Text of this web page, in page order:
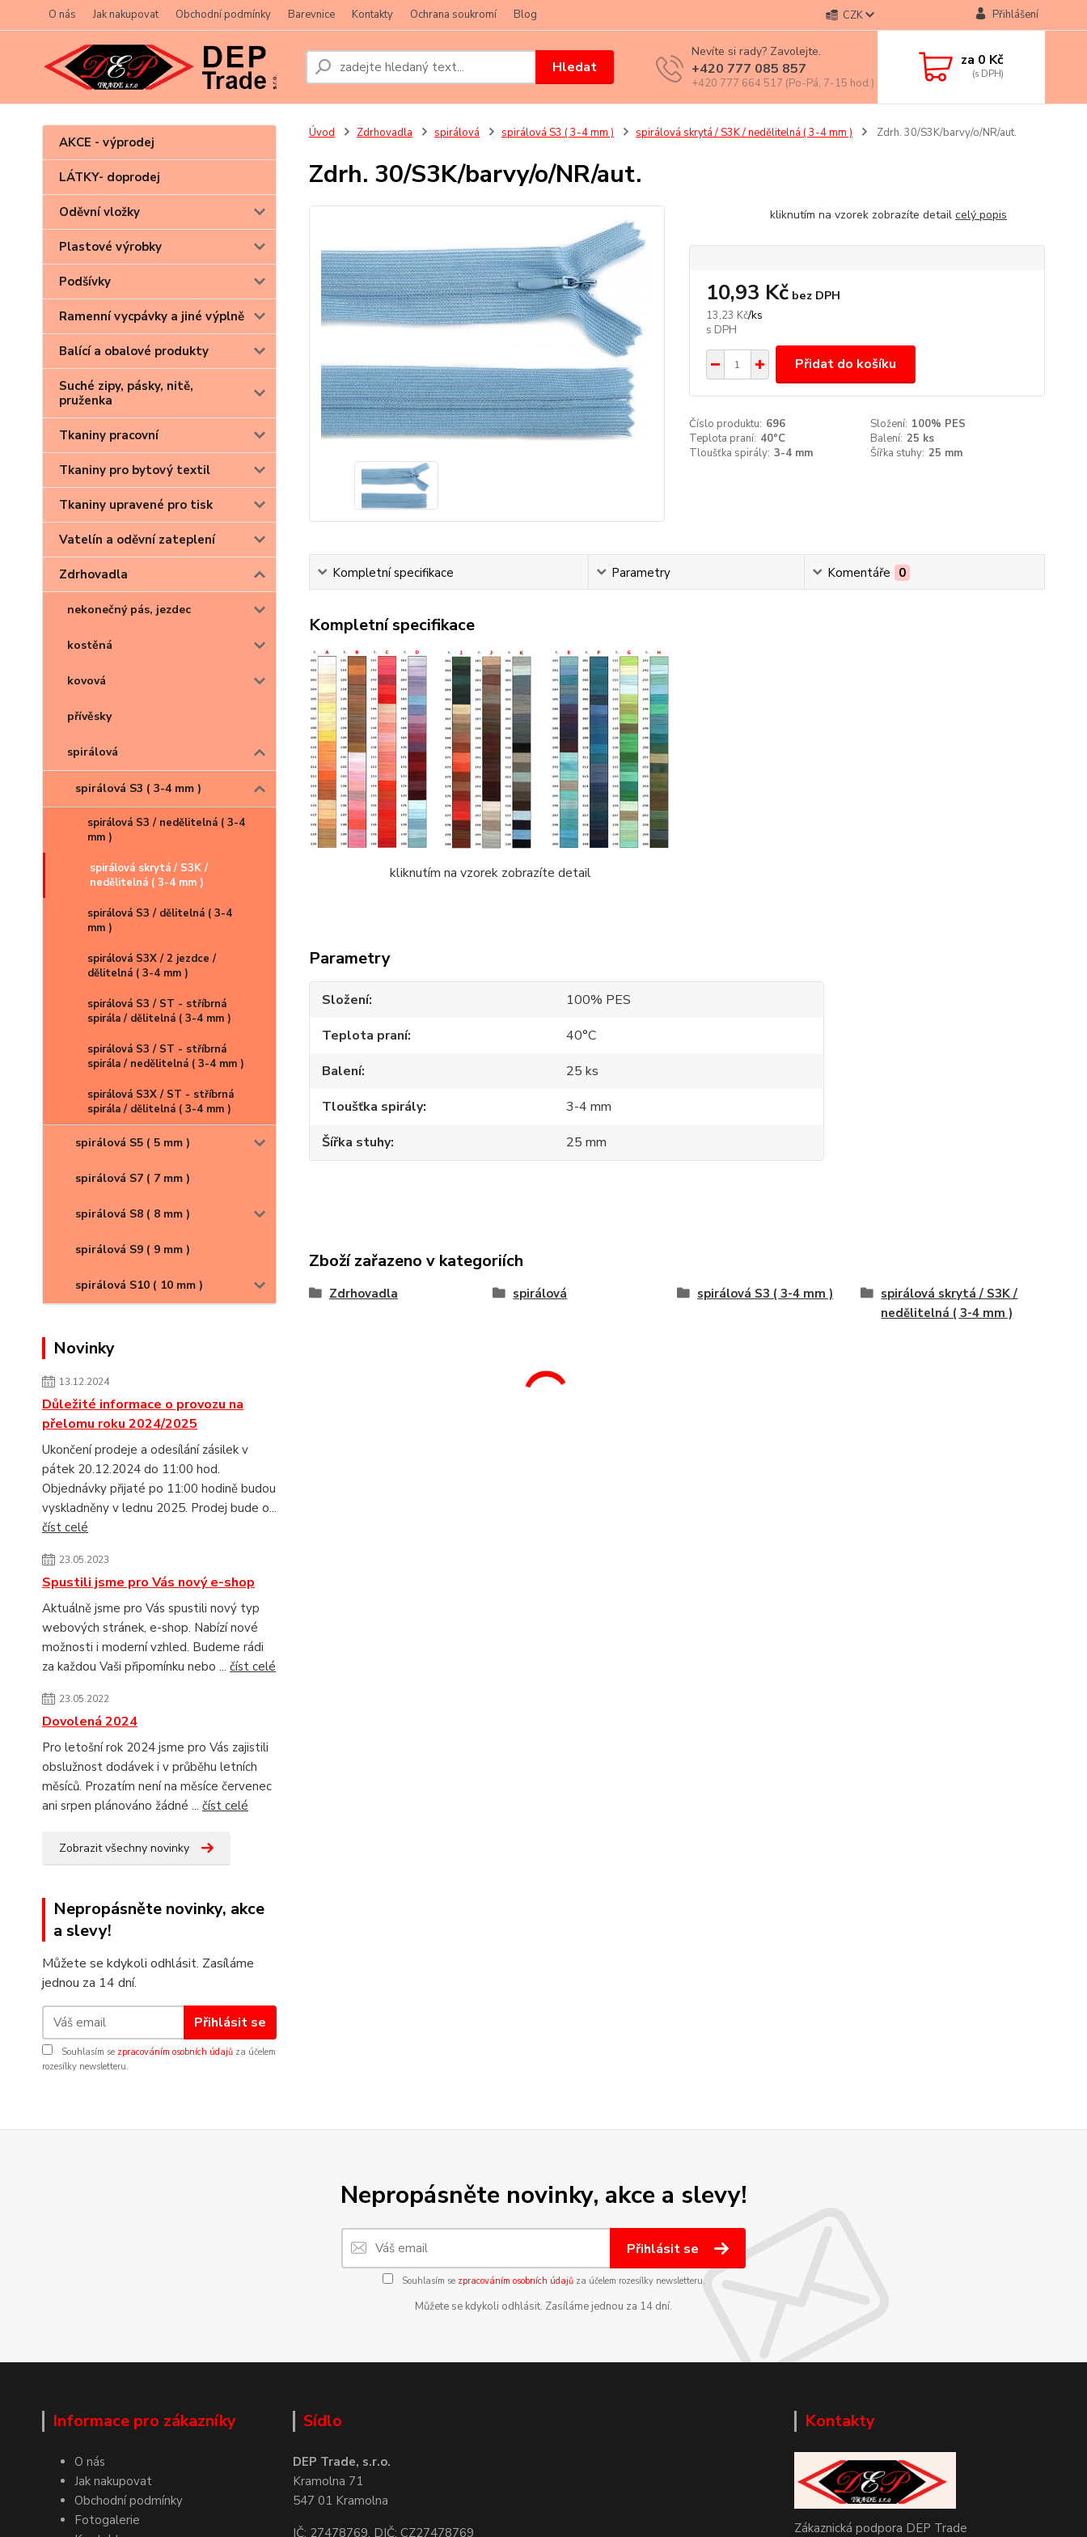
O nás Jak nakupovat Obchodní podmínky Barevnice Kontakty Ochrana soukromí Blog CZK Přihlášení
Hledat
Nevíte si rady? Zavolejte.
+420 777 085 857
+420 777 664 517 (Po-Pá, 7-15 hod.)
za 0 Kč
AKCE - výprodej
LÁTKY- doprodej
Oděvní vložky
Plastové výrobky
Podšívky
Ramenní vycpávky a jiné výplně
Balící a obalové produkty
Suché zipy, pásky, nitě,
pruženka
Tkaniny pracovní
Tkaniny pro bytový textil
Tkaniny upravené pro tisk
Vatelín a oděvní zateplení
Zdrhovadla
nekonečný pás, jezdec
kostěná
kovová
přívěsky
spirálová
spirálová S3 ( 3-4 mm )
spirálová S3 / nedělitelná ( 3-4
mm )
spirálová skrytá / S3K /
nedělitelná ( 3-4 mm )
spirálová S3 / dělitelná ( 3-4
mm )
spirálová S3X / 2 jezdce /
dělitelná ( 3-4 mm )
spirálová S3 / ST - stříbrná
spirála / dělitelná ( 3-4 mm )
spirálová S3 / ST - stříbrná
spirála / nedělitelná ( 3-4 mm )
spirálová S3X / ST - stříbrná
spirála / dělitelná ( 3-4 mm )
spirálová S5 ( 5 mm )
spirálová S7 ( 7 mm )
spirálová S8 ( 8 mm )
spirálová S9 ( 9 mm )
spirálová S10 ( 10 mm )
Novinky
13.12.2024
Důležité informace o provozu na
přelomu roku 2024/2025
Ukončení prodeje a odesílání zásilek v
pátek 20.12.2024 do 11:00 hod.
Objednávky přijaté po 11:00 hodině budou
vyskladněny v lednu 2025. Prodej bude o...
číst celé
23.05.2023
Spustili jsme pro Vás nový e-shop
Aktuálně jsme pro Vás spustili nový typ
webových stránek, e-shop. Nabízí nové
možnosti i moderní vzhled. Budeme rádi
za každou Vaši připomínku nebo ... číst celé
23.05.2022
Dovolená 2024
Pro letošní rok 2024 jsme pro Vás zajistili
obslužnost dodávek i v průběhu letních
měsíců. Prozatím není na měsíce červenec
ani srpen plánováno žádné ... číst celé
Zobrazit všechny novinky
Nepropásněte novinky, akce
a slevy!
Můžete se kdykoli odhlásit. Zasíláme
jednou za 14 dní.
Přihlásit se
Souhlasím se zpracováním osobních údajů za účelem
rozesílky newsletteru.
Úvod Zdrhovadla spirálová spirálová S3 ( 3-4 mm ) spirálová skrytá / S3K / nedělitelná ( 3-4 mm ) Zdrh. 30/S3K/barvy/o/NR/aut.
Zdrh. 30/S3K/barvy/o/NR/aut.
kliknutím na vzorek zobrazíte detail celý popis
13,23 Kč/ks
10,93 Kč bez DPH
Přidat do košíku
Číslo produktu: 696 Složení: 100% PES
Teplota praní: 40°C Balení: 25 ks
Tloušťka spirály: 3-4 mm Šířka stuhy: 25 mm
Kompletní specifikace Parametry Komentáře 0
Kompletní specifikace
kliknutím na vzorek zobrazíte detail
Parametry
Složení
100% PES
Teplota praní
40°C
Balení
25 ks
Tloušťka spirály
3-4 mm
Šířka stuhy
25 mm
Zboží zařazeno v kategoriích
Zdrhovadla spirálová spirálová S3 ( 3-4 mm )
spirálová skrytá / S3K /
nedělitelná ( 3-4 mm )
Nepropásněte novinky, akce a slevy!
Přihlásit se
Souhlasím se zpracováním osobních údajůza účelem rozesílky newsletteru.
Můžete se kdykoli odhlásit. Zasíláme jednou za 14 dní.
Informace pro zákazníky
O nás
Jak nakupovat
Obchodní podmínky
Fotogalerie
Sídlo
DEP Trade, s.r.o.
Kramolna 71
547 01 Kramolna
IČ: 27478769, DIČ: CZ27478769
Kontakty
Zákaznická podpora DEP Trade